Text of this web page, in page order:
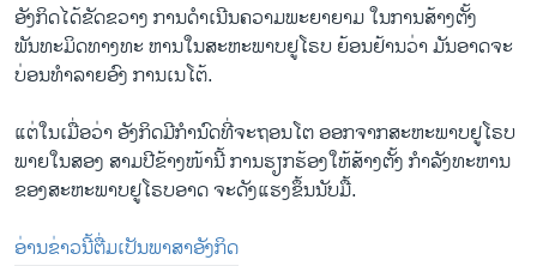
ອັງກິດໄດ້ຂັດຂວາງ ການດຳເນີນຄວາມພະຍາຍາມ ໃນການສ້າງຕັ້ງ
ພັນທະມິດທາງທະ ຫານໃນສະຫະພາບຢູໂຣບ ຍ້ອນຢ້ານວ່າ ມັນອາດຈະ
ບ່ອນທຳລາຍອົງ ການເນໂຕ້.
ແຕ່ໃນເມື່ອວ່າ ອັງກິດມີກຳນົດທີ່ຈະຖອນໂຕ ອອກຈາກສະຫະພາບຢູໂຣບ
ພາຍໃນສອງ ສາມປີຂ້າງໜ້ານີ້ ການຮຽກຮ້ອງໃຫ້ສ້າງຕັ້ງ ກຳລັງທະຫານ
ຂອງສະຫະພາບຢູໂຣບອາດ ຈະດັງແຮງຂຶ້ນນັບມື້.
ອ່ານຂ່າວນີ້ຕື່ມເປັນພາສາອັງກິດ